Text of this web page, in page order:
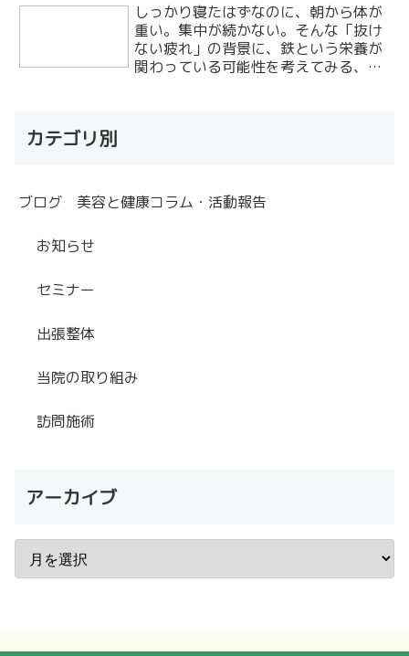
しっかり寝たはずなのに、朝から体が
重い。集中が続かない。そんな「抜け
ない疲れ」の背景に、鉄という栄養が
関わっている可能性を考えてみる、と
カテゴリ別
ブログ 美容と健康コラム・活動報告
お知らせ
セミナー
出張整体
当院の取り組み
訪問施術
アーカイブ